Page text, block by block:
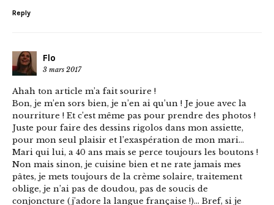
Reply
Flo
3 mars 2017
Ahah ton article m’a fait sourire !
Bon, je m’en sors bien, je n’en ai qu’un ! Je joue avec la
nourriture ! Et c’est même pas pour prendre des photos !
Juste pour faire des dessins rigolos dans mon assiette,
pour mon seul plaisir et l’exaspération de mon mari…
Mari qui lui, a 40 ans mais se perce toujours les boutons !
Non mais sinon, je cuisine bien et ne rate jamais mes
pâtes, je mets toujours de la crème solaire, traitement
oblige, je n’ai pas de doudou, pas de soucis de
conjoncture (j’adore la langue française !)… Bref, si je